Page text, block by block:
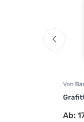
Von
Grafitti
Ab: